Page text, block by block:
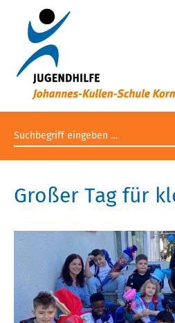
Suchbegriff eingeben
Großer Tag für